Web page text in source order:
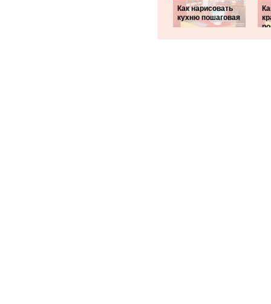
Как нарисовать
кухню пошаговая